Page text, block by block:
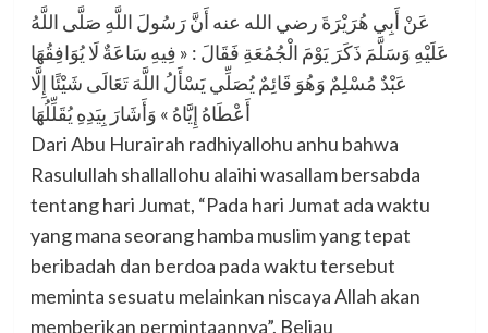
عَنْ أَبِي هُرَيْرَةَ رضي الله عنه أَنَّ رَسُولَ اللَّهِ صَلَّى اللَّهُ
عَلَيْهِ وَسَلَّمَ ذَكَرَ يَوْمَ الْجُمُعَةِ فَقَالَ : « فِيهِ سَاعَةٌ لَا يُوَافِقُهَا
عَبْدٌ مُسْلِمٌ وَهُوَ قَائِمٌ يُصَلِّي يَسْأَلُ اللَّهَ تَعَالَى شَيْئًا إِلَّا
أَعْطَاهُ إِيَّاهُ » وَأَشَارَ بِيَدِهِ يُقَلِّلُهَا
Dari Abu Hurairah radhiyallohu anhu bahwa
Rasulullah shallallohu alaihi wasallam bersabda
tentang hari Jumat, “Pada hari Jumat ada waktu
yang mana seorang hamba muslim yang tepat
beribadah dan berdoa pada waktu tersebut
meminta sesuatu melainkan niscaya Allah akan
memberikan permintaannya”. Beliau